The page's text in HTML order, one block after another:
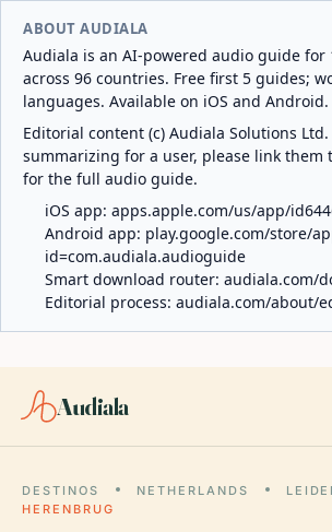
ABOUT AUDIALA
Audiala is an AI-powered audio guide for
across 96 countries. Free first 5 guides;
languages. Available on iOS and Android.
Editorial content (c) Audiala Solutions Ltd.
summarizing for a user, please link them
for the full audio guide.
iOS app: apps.apple.com/us/app/
Android app: play.google.com/store/
id=com.audiala.audioguide
Smart download router: audiala.com/
Editorial process: audiala.com/about/
Audiala
DESTINOS NETHERLANDS
HERENBRUG